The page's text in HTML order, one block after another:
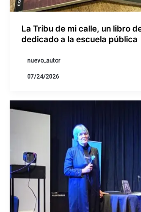
La Tribu de mi calle, un libro
dedicado a la escuela pública
nuevo_autor
07/24/2026